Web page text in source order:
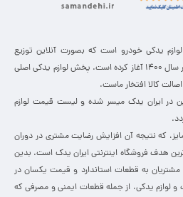
عبارت دیگر، کلاچ کلمه صحیح این
از عباراتی مانند کلاژ و کلاج نیز
یا همان موتور خودرو اتصال پیدا
و جعبه دنده قرار دارد و با رابطی به
گاز و ترمز زیر پای راننده هستند قرار
یدکی خودرو است که بصورت آنلاین توزیع
مویرگی (B2B) را برای خرده فروشان در سال 1400 آغاز کرده است. پخش لوازم یدکی اصلی
کالا افتخار ماست.
در ایران یدک میسر شده و لیست قیمت لوازم
که نتیجه آن افزایش رضایت مشتری در دوران
هدف فروشگاه اینترنتی ایران یدک است. بدین
به قطعات استاندارد و قیمت یکسان در
و لوازم یدکی، از جمله قطعات ایمنی و مصرفی که